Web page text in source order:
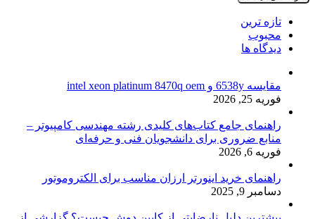
تازه ترین
محبوب
دیدگاه ها
مقایسه 6538y و intel xeon platinum 8470q oem
فوریه 25, 2026
راهنمای جامع کتاب‌های کلیدی رشته مهندسی کامپیوتر –
منابع ضروری برای دانشجویان فنی و حرفه‌ای
فوریه 6, 2026
راهنمای خرید اینورتر ارزان مناسب برای الکتروموتور
دسامبر 9, 2025